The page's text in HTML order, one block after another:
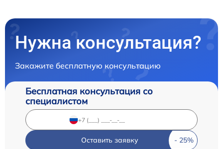
Нужна консультация?
Закажите бесплатную консультацию
Бесплатная консультация со
специалистом
Оставить заявку